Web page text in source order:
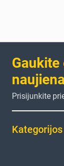
Prisijunkite
Kategorijos